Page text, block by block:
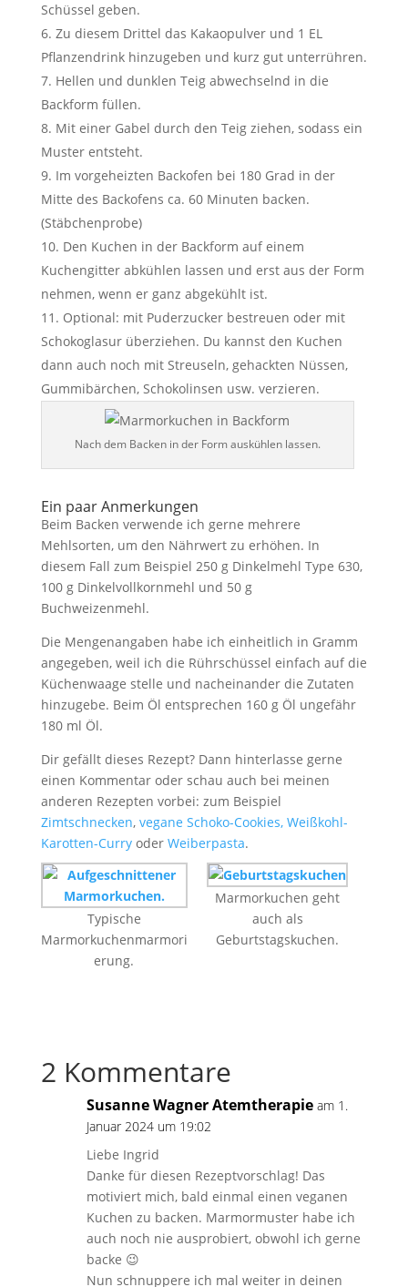
Schüssel geben.
Zu diesem Drittel das Kakaopulver und 1 EL
Pflanzendrink hinzugeben und kurz gut unterrühren.
Hellen und dunklen Teig abwechselnd in die
Backform füllen.
Mit einer Gabel durch den Teig ziehen, sodass ein
Muster entsteht.
Im vorgeheizten Backofen bei 180 Grad in der
Mitte des Backofens ca. 60 Minuten backen.
(Stäbchenprobe)
Den Kuchen in der Backform auf einem
Kuchengitter abkühlen lassen und erst aus der Form
nehmen, wenn er ganz abgekühlt ist.
Optional: mit Puderzucker bestreuen oder mit
Schokoglasur überziehen. Du kannst den Kuchen
dann auch noch mit Streuseln, gehackten Nüssen,
Gummibärchen, Schokolinsen usw. verzieren.
Nach dem Backen in der Form auskühlen lassen.
Ein paar Anmerkungen
Beim Backen verwende ich gerne mehrere
Mehlsorten, um den Nährwert zu erhöhen. In
diesem Fall zum Beispiel 250 g Dinkelmehl Type 630,
100 g Dinkelvollkornmehl und 50 g
Buchweizenmehl.
Die Mengenangaben habe ich einheitlich in Gramm
angegeben, weil ich die Rührschüssel einfach auf die
Küchenwaage stelle und nacheinander die Zutaten
hinzugebe. Beim Öl entsprechen 160 g Öl ungefähr
180 ml Öl.
Dir gefällt dieses Rezept? Dann hinterlasse gerne
einen Kommentar oder schau auch bei meinen
anderen Rezepten vorbei: zum Beispiel
Zimtschnecken, vegane Schoko-Cookies, Weißkohl-
Karotten-Curryoder Weiberpasta.
Typische
Marmorkuchenmarmori
erung.
Marmorkuchen geht
auch als
Geburtstagskuchen.
2 Kommentare
Susanne Wagner Atemtherapie am 1.
Januar 2024 um 19:02
Liebe Ingrid
Danke für diesen Rezeptvorschlag! Das
motiviert mich, bald einmal einen veganen
Kuchen zu backen. Marmormuster habe ich
auch noch nie ausprobiert, obwohl ich gerne
backe 😉
Nun schnuppere ich mal weiter in deinen